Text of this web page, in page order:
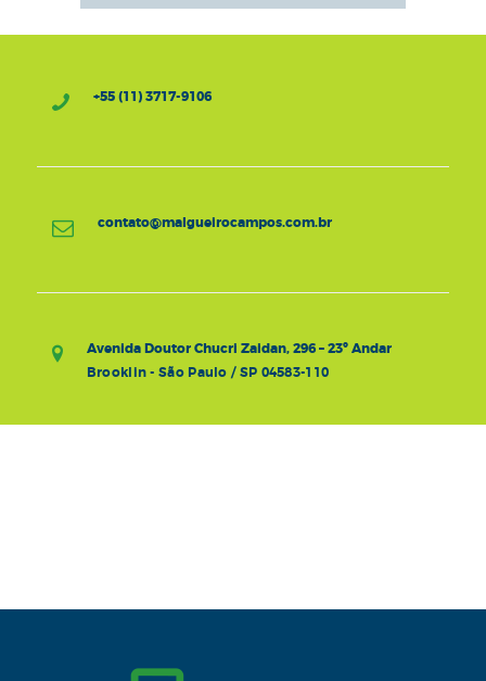
+55 (11) 3717-9106
contato@malgueirocampos.com.br
Avenida Doutor Chucri Zaidan, 296 – 23º Andar
Brooklin - São Paulo / SP 04583-110